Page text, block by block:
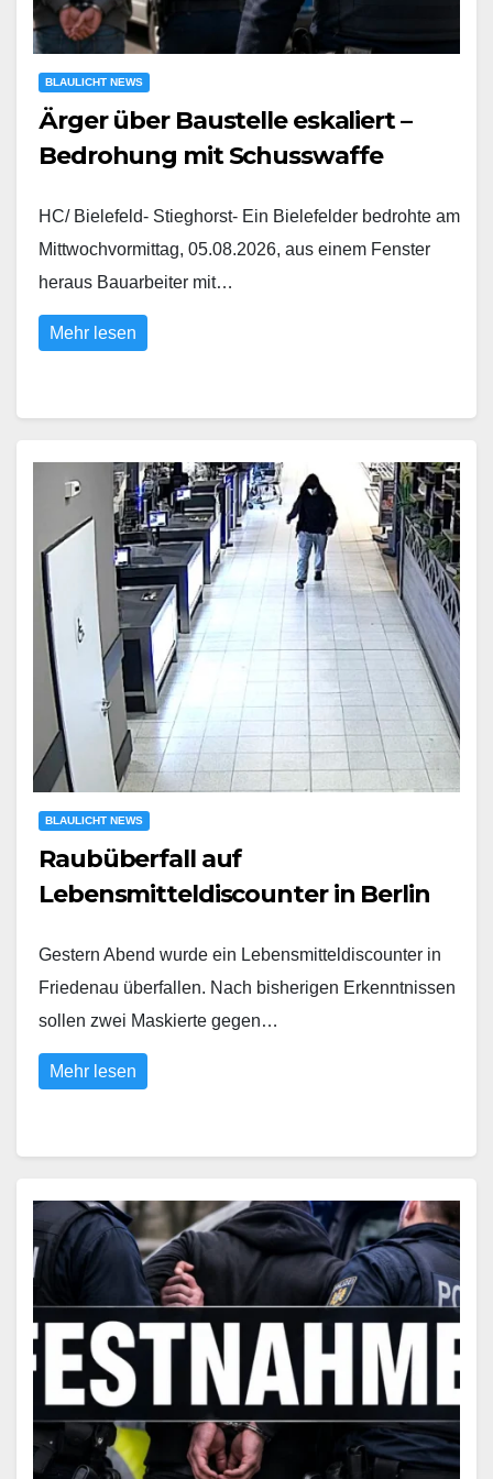
BLAULICHT NEWS
Ärger über Baustelle eskaliert –
Bedrohung mit Schusswaffe
HC/ Bielefeld- Stieghorst- Ein Bielefelder bedrohte am
Mittwochvormittag, 05.08.2026, aus einem Fenster
heraus Bauarbeiter mit…
Mehr lesen
BLAULICHT NEWS
Raubüberfall auf
Lebensmitteldiscounter in Berlin
Gestern Abend wurde ein Lebensmitteldiscounter in
Friedenau überfallen. Nach bisherigen Erkenntnissen
sollen zwei Maskierte gegen…
Mehr lesen